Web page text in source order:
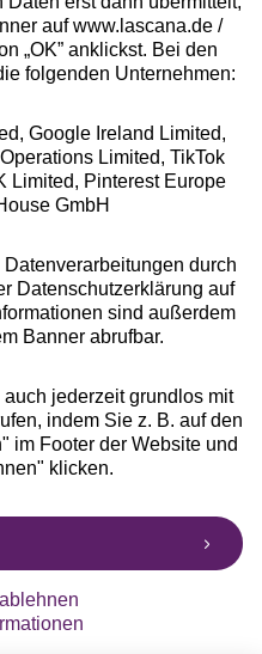
auf www.lascana.de /
„OK” anklickst. Bei den
folgenden Unternehmen:
Google Ireland Limited,
Limited, TikTok
Limited, Pinterest Europe
GmbH
durch
Datenschutzerklärung auf
sind außerdem
Banner abrufbar.
jederzeit grundlos mit
indem Sie z. B. auf den
im Footer der Website und
klicken.